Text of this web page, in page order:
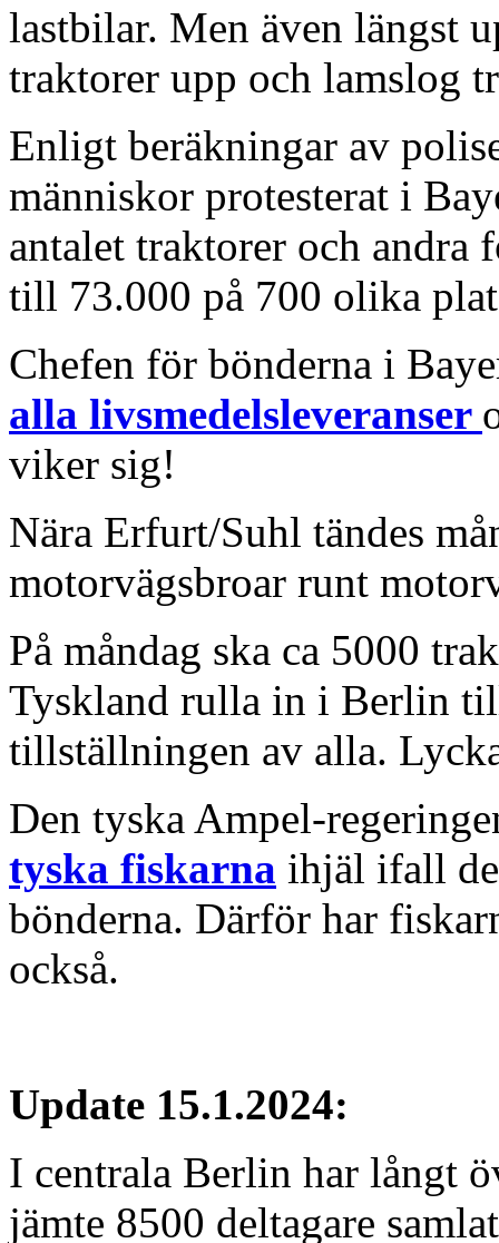
lastbilar. Men även längst
traktorer upp och lamslog
Enligt beräkningar av
människor protesterat i
antalet traktorer och andra
till 73.000 på 700 olika
Chefen för bönderna i
alla livsmedelsleveranser
viker sig!
Nära Erfurt/Suhl tändes
motorvägsbroar runt
På måndag ska ca 5000
Tyskland rulla in i Berlin
tillställningen av alla.
Den tyska Ampel-
tyska fiskarna ihjäl ifall
bönderna. Därför har
också.
Update 15.1.2024:
I centrala Berlin har långt
jämte 8500 deltagare